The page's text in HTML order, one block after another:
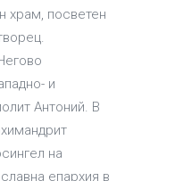
храм, посветен
и
Антоний. В
на
епархия в